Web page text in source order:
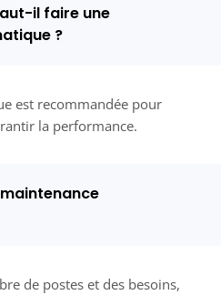
il faire une
?
est recommandée pour
la performance.
de postes et des besoins,